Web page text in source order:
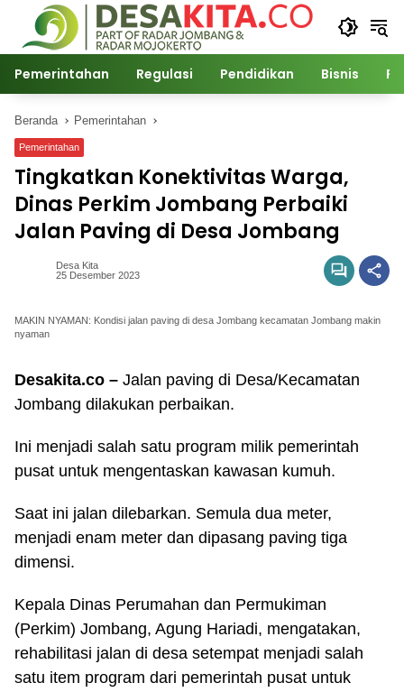
Langsung
konten
Pemerintahan Regulasi Pendidikan Bisnis
Beranda Pemerintahan
Pemerintahan
Tingkatkan Konektivitas Warga,
Dinas Perkim Jombang Perbaiki
Jalan Paving di Desa Jombang
Desa Kita
25 Desember 2023
MAKIN NYAMAN: Kondisi jalan paving di desa Jombang kecamatan Jombang makin
nyaman
Desakita.co – Jalan paving di Desa/Kecamatan
Jombang dilakukan perbaikan.
Ini menjadi salah satu program milik pemerintah
pusat untuk mengentaskan kawasan kumuh.
Saat ini jalan dilebarkan. Semula dua meter,
menjadi enam meter dan dipasang paving tiga
dimensi.
Kepala Dinas Perumahan dan Permukiman
(Perkim) Jombang, Agung Hariadi, mengatakan,
rehabilitasi jalan di desa setempat menjadi salah
satu item program dari pemerintah pusat untuk